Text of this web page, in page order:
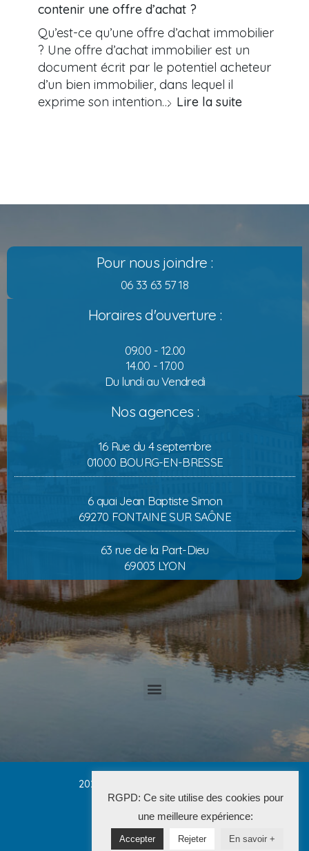
contenir une offre d’achat ?
Qu’est-ce qu’une offre d’achat immobilier
? Une offre d’achat immobilier est un
document écrit par le potentiel acheteur
d’un bien immobilier, dans lequel il
exprime son intention… Lire la suite
Pour nous joindre :
06 33 63 57 18
Horaires d'ouverture :
09.00 - 12.00
14.00 - 17.00
Du lundi au Vendredi
Nos agences :
16 Rue du 4 septembre
01000 BOURG-EN-BRESSE
6 quai Jean Baptiste Simon
69270 FONTAINE SUR SAÔNE
63 rue de la Part-Dieu
69003 LYON
2025 Cabinet PETRUCCI CONVERT
La Solution Immo
RGPD: Ce site utilise des cookies pour
une meilleure expérience:
Accepter Rejeter En savoir +